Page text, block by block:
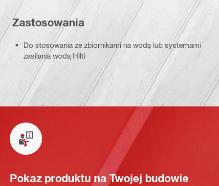
Zastosowania
Do stosowania ze zbiornikami na wodę lub systemami
zasilania wodą Hilti
Pokaz produktu na Twojej budowie